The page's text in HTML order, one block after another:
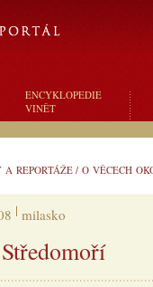
ENCYKLOPEDIE
VINĚT
REPORTÁŽE/ O VĚCECH
milasko